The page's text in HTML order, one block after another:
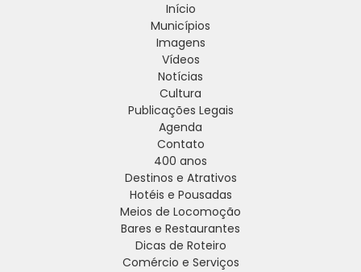
Início
Municípios
Imagens
Vídeos
Notícias
Cultura
Publicações Legais
Agenda
Contato
400 anos
Destinos e Atrativos
Hotéis e Pousadas
Meios de Locomoção
Bares e Restaurantes
Dicas de Roteiro
Comércio e Serviços